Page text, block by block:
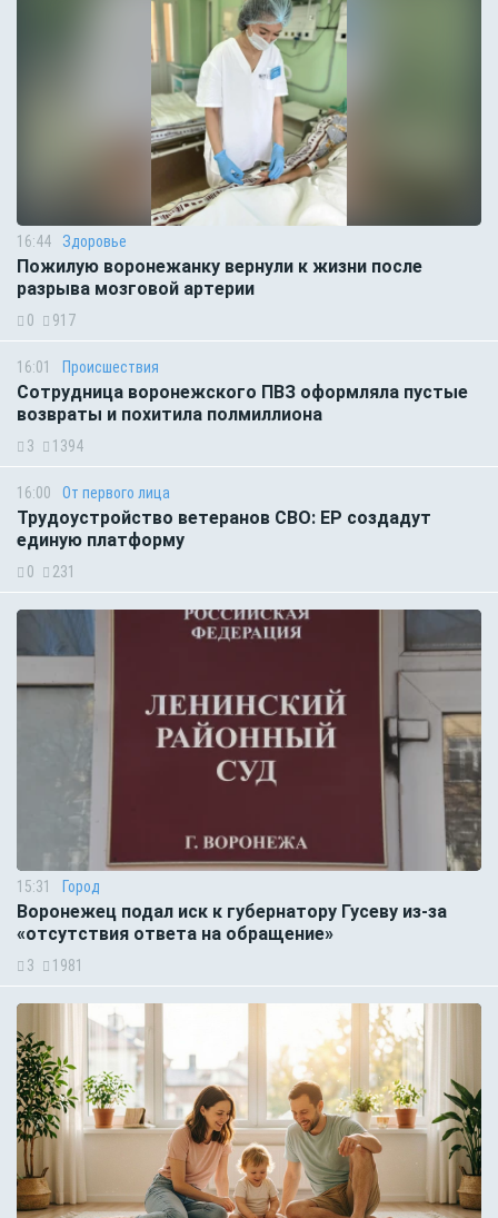
16:44 Здоровье
Пожилую воронежанку вернули к жизни после
разрыва мозговой артерии
0 917
16:01 Происшествия
Сотрудница воронежского ПВЗ оформляла пустые
возвраты и похитила полмиллиона
3 1394
16:00 От первого лица
Трудоустройство ветеранов СВО: ЕР создадут
единую платформу
0 231
15:31 Город
Воронежец подал иск к губернатору Гусеву из-за
«отсутствия ответа на обращение»
3 1981